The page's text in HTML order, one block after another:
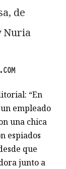
de
Nuria
“En
empleado
una chica
espiados
que
junto a